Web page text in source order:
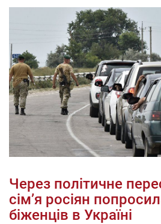
Через політичне
сім’я росіян
біженців в Україні